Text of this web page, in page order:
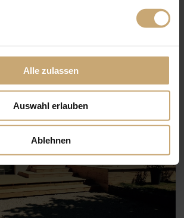
Alle zulassen
Auswahl erlauben
Ablehnen